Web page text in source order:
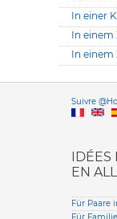
In einer
In einem
In einem
Suivre
IDÉES
EN
Für Paare